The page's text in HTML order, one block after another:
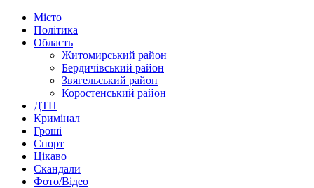
Місто
Політика
Область
Житомирський район
Бердичівський район
Звягельський район
Коростенський район
ДТП
Кримінал
Гроші
Спорт
Цікаво
Скандали
Фото/Відео